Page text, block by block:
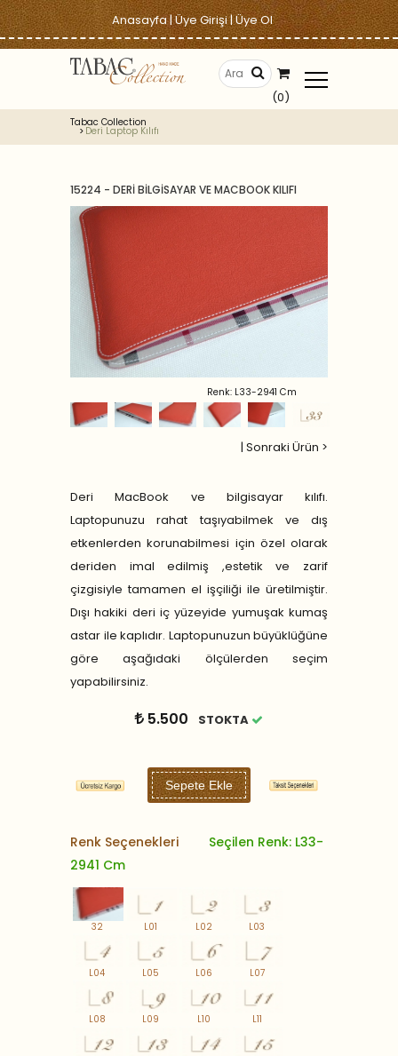
Anasayfa|Üye Girişi|Üye Ol
(0)
Tabac Collection
Deri Laptop Kılıfı
15224 - DERİ BİLGİSAYAR VE MACBOOK KILIFI
Renk: L33-2941 Cm
| Sonraki Ürün >
Deri MacBook ve bilgisayar kılıfı.
Laptopunuzu rahat taşıyabilmek ve dış
etkenlerden korunabilmesi için özel olarak
deriden imal edilmiş ,estetik ve zarif
çizgisiyle tamamen el işçiliği ile üretilmiştir.
Dışı hakiki deri iç yüzeyide yumuşak kumaş
astar ile kaplıdır. Laptopunuzun büyüklüğüne
göre aşağıdaki ölçülerden seçim
yapabilirsiniz.
5.500 STOKTA
Sepete Ekle
Renk Seçenekleri
Seçilen Renk: L33-
2941 Cm
32 L01 L02 L03
L04 L05 L06 L07
L08 L09 L10 L11